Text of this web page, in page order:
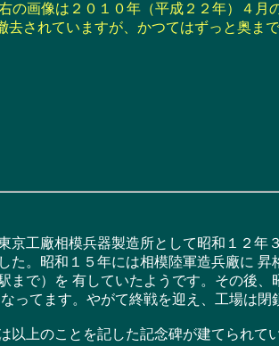
の画像は２０１０年（平成２２年）４月
去されていますが、かつてはずっと奥ま
工廠相模兵器製造所として昭和１２年
た。昭和１５年には相模陸軍造兵廠に
まで）を 有していたようです。その後
ってます。やがて終戦を迎え、工場は閉
上のことを記した記念碑が建てられてい